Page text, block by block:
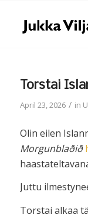
Torstai
April 23, 2026 / in
Olin eilen
Morgunblaðið
Juttu
Torstai alkaa